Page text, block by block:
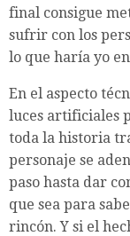
final consigue
sufrir con los
lo que haría yo
En el aspecto
luces artificiales
toda la historia
personaje se
paso hasta dar
que sea para
rincón. Y si el